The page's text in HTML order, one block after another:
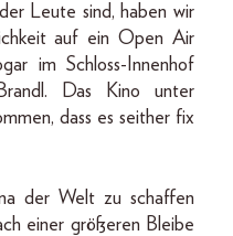
Leute sind, haben wir
auf ein Open Air
im Schloss-Innenhof
Das Kino unter
dass es seither fix
der Welt zu schaffen
einer größeren Bleibe